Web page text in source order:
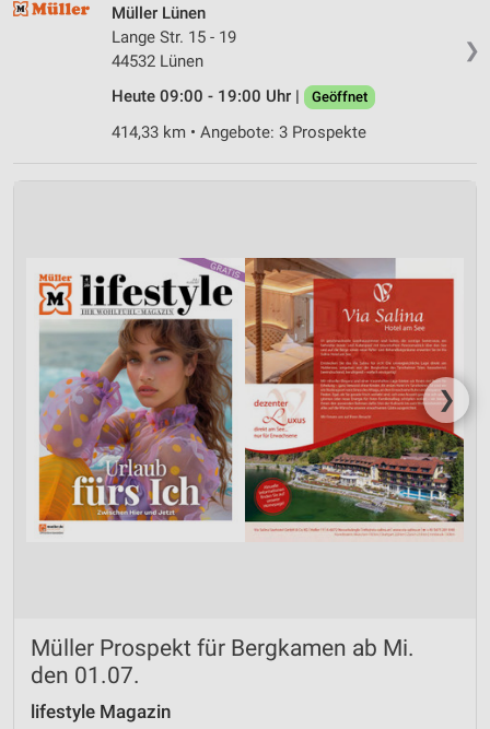
❯
Müller Lünen
Lange Str. 15 - 19
44532 Lünen
Heute 09:00 - 19:00 Uhr |
Geöffnet
414,33 km • Angebote: 3 Prospekte
❯
Müller Prospekt für Bergkamen ab Mi.
den 01.07.
lifestyle Magazin